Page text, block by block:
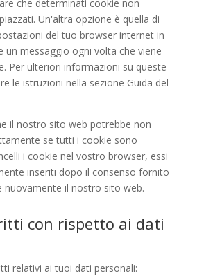
che determinati cookie non
Un'altra opzione è quella di
del tuo browser internet in
un messaggio ogni volta che viene
Per ulteriori informazioni su queste
le istruzioni nella sezione Guida del
il nostro sito web potrebbe non
se tutti i cookie sono
i cookie nel vostro browser, essi
inseriti dopo il consenso fornito
nuovamente il nostro sito web.
con rispetto ai dati
relativi ai tuoi dati personali: